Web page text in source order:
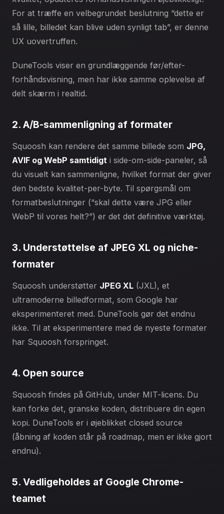
For at træffe en velbegrundet beslutning “dette er
så lille, billedet kan blive uden synligt tab”, er denne
UX uovertruffen.
DuneTools viser en grundlæggende før/efter-
forhåndsvisning, men har ikke samme oplevelse af
delt skærm i realtid.
2. A/B-sammenligning af formater
Squoosh kan rendere det samme billede som JPG,
AVIF og WebP samtidigt i side-om-side-paneler, så
du visuelt kan sammenligne, hvilket format der giver
den bedste kvalitet-per-byte. Til spørgsmål om
formatbeslutninger (“skal dette være JPG eller
WebP til vores helt?”) er det det definitive værktøj.
3. Understøttelse af JPEG XL og niche-
formater
Squoosh understøtter JPEG XL (JXL), et
ultramoderne billedformat, som Google har
eksperimenteret med. DuneTools gør det endnu
ikke. Til at eksperimentere med de nyeste formater
har Squoosh forspringet.
4. Open source
Squoosh findes på GitHub, under MIT-licens. Du
kan forke det, granske koden, distribuere din egen
kopi. DuneTools er i øjeblikket closed source
(åbning af koden står på roadmap, men er ikke gjort
endnu).
5. Vedligeholdes af Google Chrome-
teamet